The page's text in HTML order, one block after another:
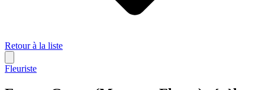
Retour à la liste
Fleuriste